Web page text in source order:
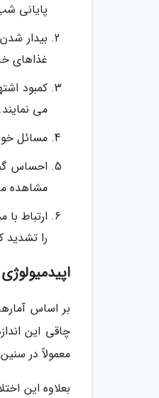
پایانی
بیدار
غذاهای
کمبود
می نمایند.
مسائل
احساس
مشاهده
ارتباط
را تشدید
معمولاً در سنین 20 تا 40 سالگی بروز می نماید.
بعلاوه این